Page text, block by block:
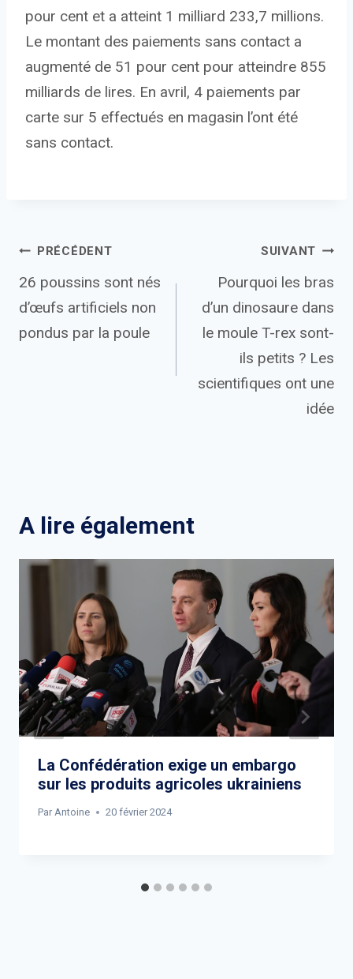
pour cent et a atteint 1 milliard 233,7 millions.
Le montant des paiements sans contact a
augmenté de 51 pour cent pour atteindre 855
milliards de lires. En avril, 4 paiements par
carte sur 5 effectués en magasin l’ont été
sans contact.
Navigation
de
l’article
PRÉCÉDENT
26 poussins sont nés
d’œufs artificiels non
pondus par la poule
SUIVANT
Pourquoi les bras
d’un dinosaure dans
le moule T-rex sont-
ils petits ? Les
scientifiques ont une
idée
A lire également
La Confédération exige un embargo
sur les produits agricoles ukrainiens
Par Antoine 20 février 2024